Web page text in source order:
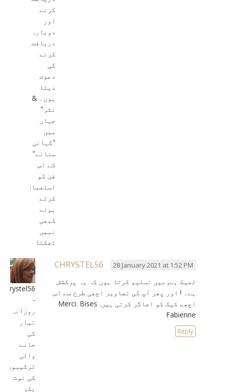
کرنے
اور
دوبارہ
دریافت
کرنے
کی
دعوت
دیتا
ہوں۔ &
نثر"
جہاں
میں
"کہانی
سنانے"
کے اس
فن کو
استعمال
کرتے
ہوئے
کبھی
نہیں
تھکتا
chrystel56
-
روزانہ
تیار
کی
جانے
والی
ترکیبوں
کی نوٹ
بک,
CHRYSTEL56 28 January 2021 at 1:52 PM
ٹھیک ہے, میں تسلیم کرتا ہوں کہ یہ پرکشش
ہے۔ ! اور پھر آپ کی تصاویر اچھی طرح سے اس
اچھے کیک کو اجاگر کرتی ہیں. Merci. Bises
Fabienne
Reply